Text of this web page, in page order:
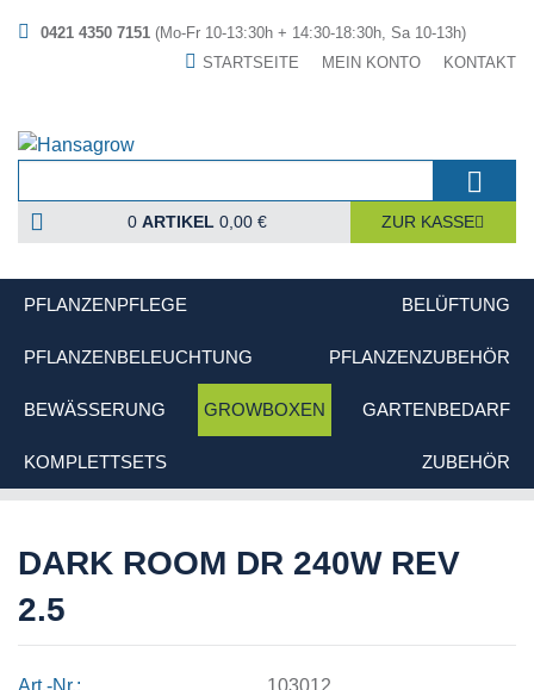
0421 4350 7151 (Mo-Fr 10-13:30h + 14:30-18:30h, Sa 10-13h)
STARTSEITE
MEIN KONTO KONTAKT
0 ARTIKEL 0,00 € ZUR KASSE
PFLANZENPFLEGE BELÜFTUNG
PFLANZENBELEUCHTUNG PFLANZENZUBEHÖR
BEWÄSSERUNG GROWBOXEN GARTENBEDARF
KOMPLETTSETS ZUBEHÖR
DARK ROOM DR 240W REV
2.5
Art.-Nr.
103012